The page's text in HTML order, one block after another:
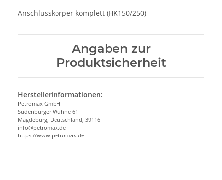
Anschlusskörper komplett (HK150/250)
Angaben zur
Produktsicherheit
Herstellerinformationen:
Petromax GmbH
Sudenburger Wuhne 61
Magdeburg, Deutschland, 39116
info@petromax.de
https://www.petromax.de